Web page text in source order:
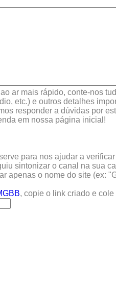
ar mais rápido, conte-nos
etc.) e outros detalhes
responder a dúvidas por
em nossa página inicial!
para nos ajudar a
sintonizar o canal na sua
apenas o nome do site (ex:
, copie o link criado e